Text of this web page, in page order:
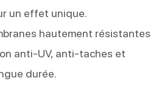
un effet unique.
hautement résistantes
anti-UV, anti-taches et
durée.